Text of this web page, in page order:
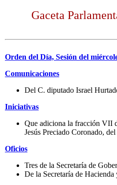
Gaceta
Orden del Día, Sesión del
Comunicaciones
Del C. diputado Israel
Iniciativas
Que adiciona la fracción VII
Jesús Preciado Coronado,
Oficios
Tres de la Secretaría de
De la Secretaría de